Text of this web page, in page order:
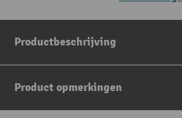
Productbeschrijving
Product opmerkingen